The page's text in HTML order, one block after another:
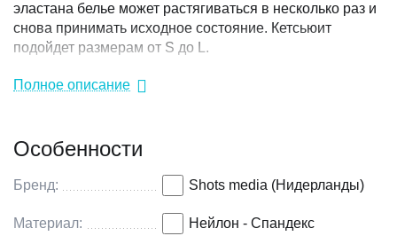
эластана белье может растягиваться в несколько раз и
снова принимать исходное состояние. Кетсьюит
подойдет размерам от S до L.
Коллекция: Le Desir
Материал: 92% нейлон, 8% спандекс
Вес:127 гр.
Полное описание
Особенности
Бренд: Shots media (Нидерланды)
Материал: Нейлон - Спандекс